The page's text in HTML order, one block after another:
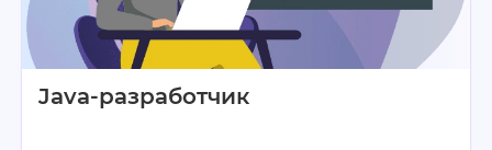
Java-разработчик